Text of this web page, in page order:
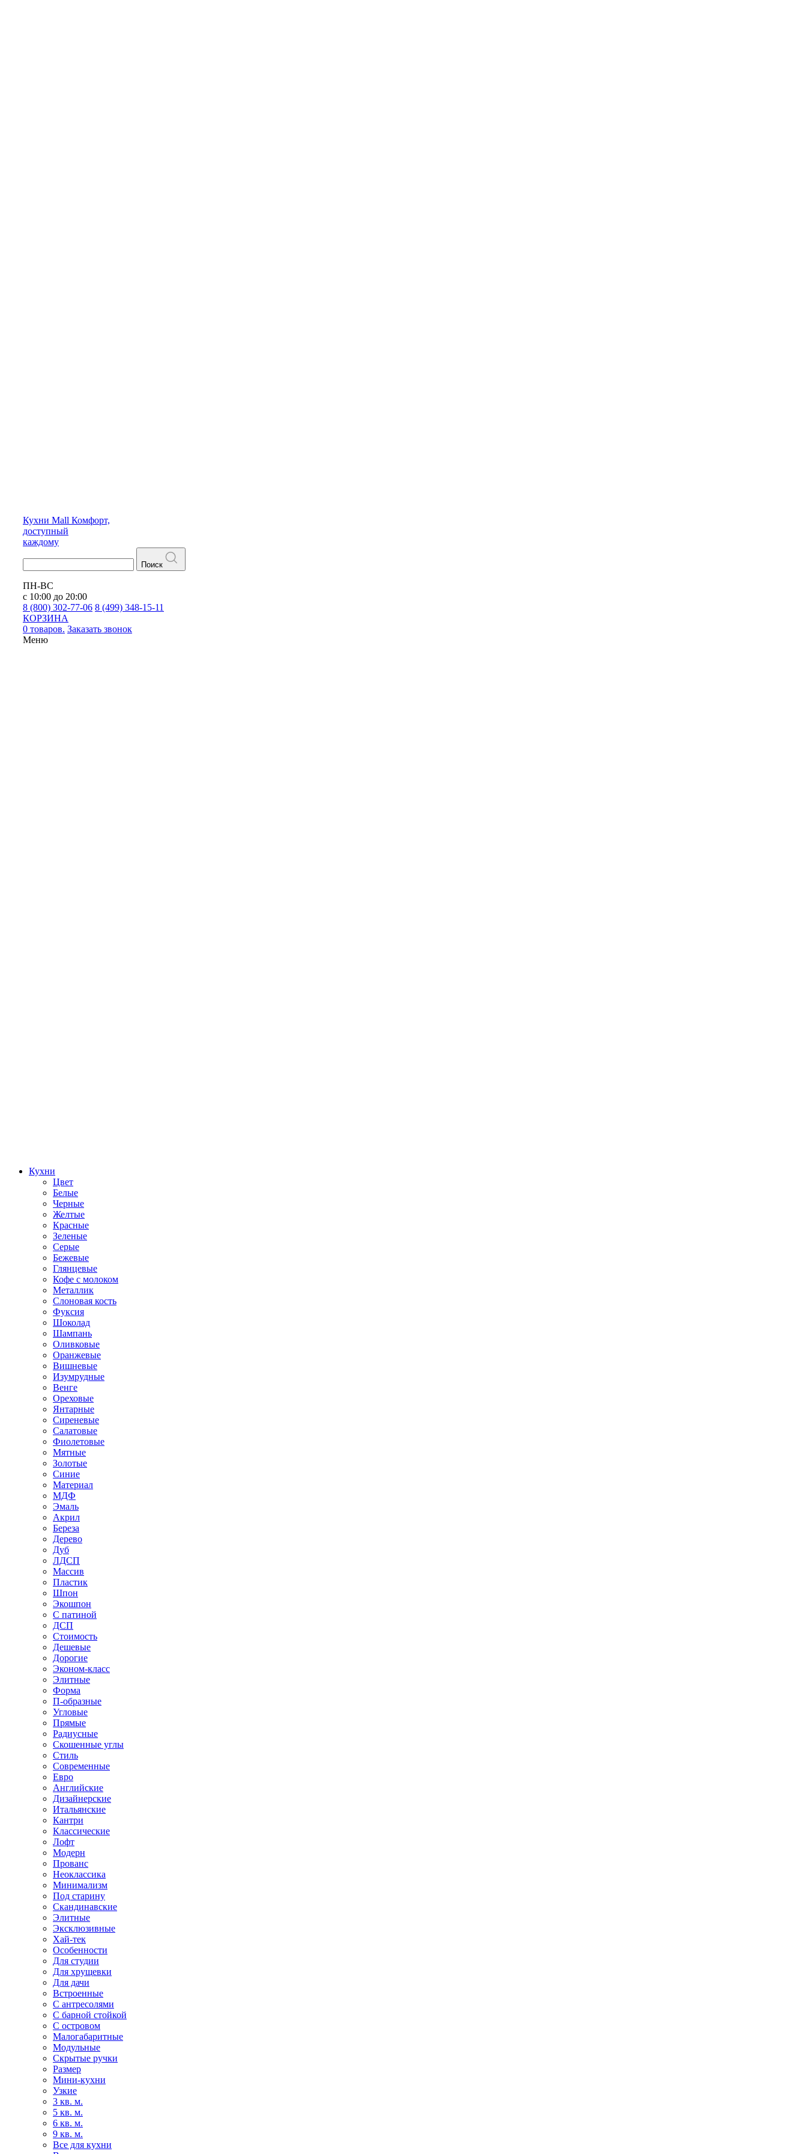
Кухни Mall Комфорт,
доступный
каждому
Поиск
ПН-ВС
с 10:00 до 20:00
8 (800) 302-77-06 8 (499) 348-15-11
КОРЗИНА
0 товаров. Заказать звонок
Меню
Кухни
Цвет
Белые
Черные
Желтые
Красные
Зеленые
Серые
Бежевые
Глянцевые
Кофе с молоком
Металлик
Слоновая кость
Фуксия
Шоколад
Шампань
Оливковые
Оранжевые
Вишневые
Изумрудные
Венге
Ореховые
Янтарные
Сиреневые
Салатовые
Фиолетовые
Мятные
Золотые
Синие
Материал
МДФ
Эмаль
Акрил
Береза
Дерево
Дуб
ЛДСП
Массив
Пластик
Шпон
Экошпон
С патиной
ДСП
Стоимость
Дешевые
Дорогие
Эконом-класс
Элитные
Форма
П-образные
Угловые
Прямые
Радиусные
Скошенные углы
Стиль
Современные
Евро
Английские
Дизайнерские
Итальянские
Кантри
Классические
Лофт
Модерн
Прованс
Неоклассика
Минимализм
Под старину
Скандинавские
Элитные
Эксклюзивные
Хай-тек
Особенности
Для студии
Для хрущевки
Для дачи
Встроенные
С антресолями
С барной стойкой
С островом
Малогабаритные
Модульные
Скрытые ручки
Размер
Мини-кухни
Узкие
3 кв. м.
5 кв. м.
6 кв. м.
9 кв. м.
Все для кухни